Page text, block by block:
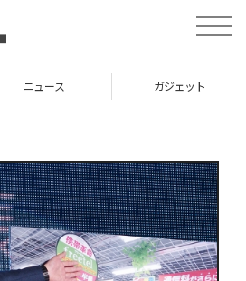
toggle
ニュース ガジェット